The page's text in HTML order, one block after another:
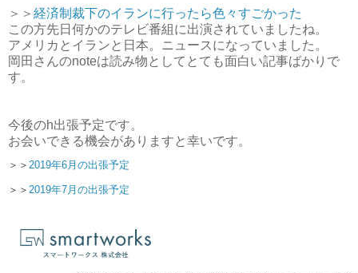
＞＞ 経済制裁下のイランに行ったら色々すごかった
この方先日何かのテレビ番組に出演されていましたね。
アメリカとイランと日本。ニュースになっていました。
岡田さんのnoteは読み物としてとても面白い記事ばかりで
す。
今後のh出張予定です。
お会いできる機会がありますと幸いです。
＞＞ 2019年6月の出張予定
＞＞ 2019年7月の出張予定